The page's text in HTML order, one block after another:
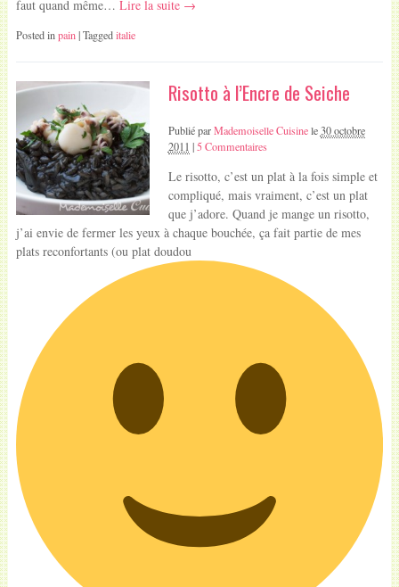
faut quand même… Lire la suite →
Posted inpain | Taggeditalie
Risotto à l’Encre de Seiche
Publié parMademoiselle Cuisinele30 octobre
2011 |5 Commentaires
Le risotto, c’est un plat à la fois simple et
compliqué, mais vraiment, c’est un plat
que j’adore. Quand je mange un risotto,
j’ai envie de fermer les yeux à chaque bouchée, ça fait partie de mes
plats reconfortants (ou plat doudou